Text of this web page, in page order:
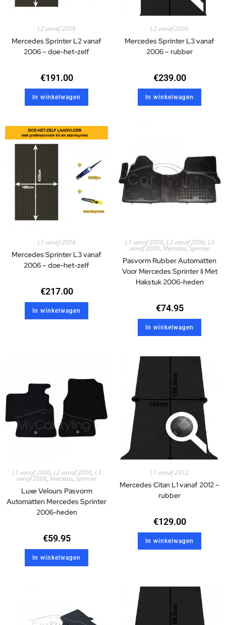
L2 vanaf 2006
Mercedes Sprinter L2 vanaf
2006 – doe-het-zelf
€191.00
In winkelwagen
L3 vanaf 2006
Mercedes Sprinter L3 vanaf
2006 – rubber
€239.00
In winkelwagen
L3 vanaf 2006
Mercedes Sprinter L3 vanaf
2006 – doe-het-zelf
€217.00
In winkelwagen
L1 vanaf 2006, L2 vanaf 2006, L3
vanaf 2006, Mercedes,Sprinter
Pasvorm Rubber Automatten
Voor Mercedes Sprinter Ii Met
Hakstuk 2006-heden
€74.95
In winkelwagen
L1 vanaf 2006, L2 vanaf 2006, L3
vanaf 2006, Mercedes,Sprinter
Luxe Velours Pasvorm
Automatten Mercedes Sprinter
2006-heden
€59.95
In winkelwagen
L1 vanaf 2012
Mercedes Citan L1 vanaf 2012 –
rubber
€129.00
In winkelwagen